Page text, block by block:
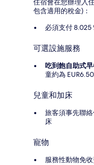
住宿會在您辦理入
包含適用的稅金)：
必須支付 8.025
可選設施服務
吃到飽自助式
童約為 EUR6.50
兒童和加床
旅客須事先聯
床
寵物
服務性動物免